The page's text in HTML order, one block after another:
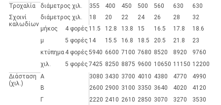
Τροχαλία διάμετρος χιλ. 355 400 450 500 560 630
630
Σχοινί
καλωδίων
διάμετρος χιλ. 18 20 22 24 26 28
32
μήκος
4 φορές 11.5 12.8 13.8 15 16.5 17.8
18.6
μ
5 φορές 14 15.5 16.8 18.5 20.5 21.8
23
κτύπημα 4 φορές 5940 6600 7100 7680 8520 8920
9760
χιλ.
5 φορές 7425 8250 8875 9600 10650 11150 12200
Διάσταση
(χιλ.)
Α 3080 3430 3700 4010 4380 4770
4990
Β
2600 2900 3100 3350 3640 4020
4120
Γ
2220 2410 2610 2850 3070 3270
3530